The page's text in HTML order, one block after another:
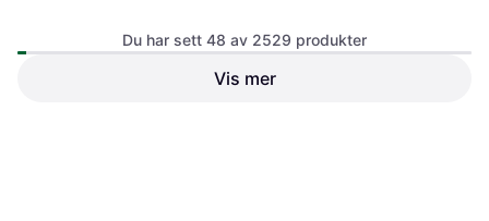
Du har sett 48 av 2529 produkter
Vis mer